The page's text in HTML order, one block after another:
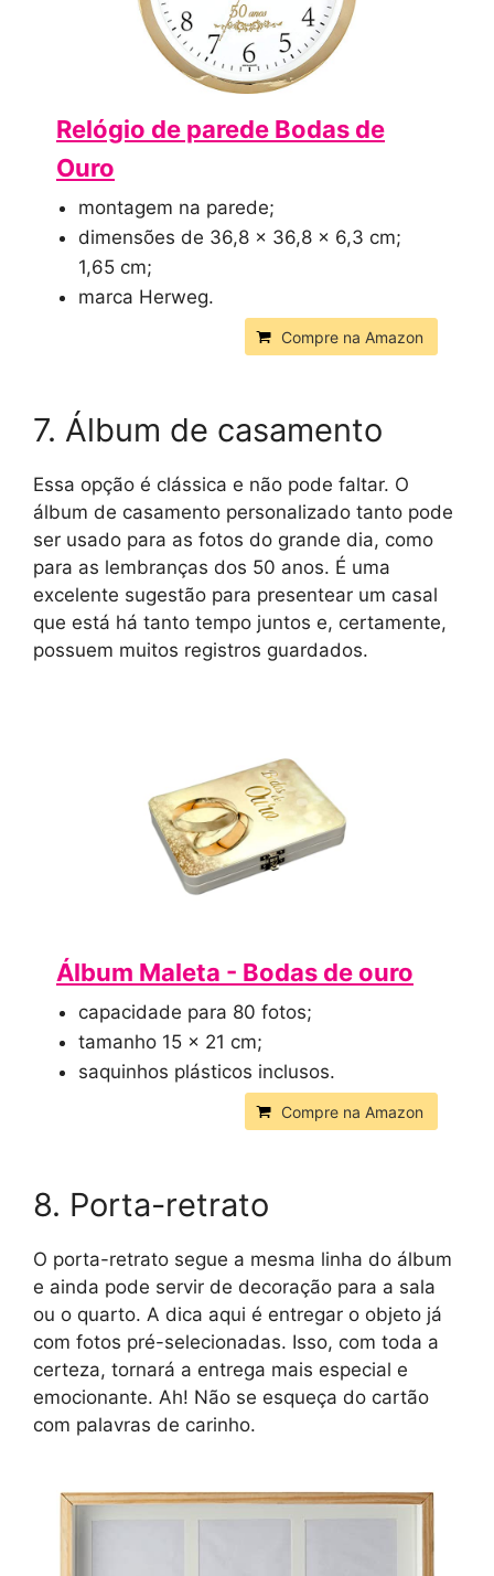
Relógio de parede Bodas de
Ouro
montagem na parede;
dimensões de 36,8 x 36,8 x 6,3 cm;
1,65 cm;
marca Herweg.
Compre na Amazon
7. Álbum de casamento
Essa opção é clássica e não pode faltar. O
álbum de casamento personalizado tanto pode
ser usado para as fotos do grande dia, como
para as lembranças dos 50 anos. É uma
excelente sugestão para presentear um casal
que está há tanto tempo juntos e, certamente,
possuem muitos registros guardados.
Álbum Maleta - Bodas de ouro
capacidade para 80 fotos;
tamanho 15 x 21 cm;
saquinhos plásticos inclusos.
Compre na Amazon
8. Porta-retrato
O porta-retrato segue a mesma linha do álbum
e ainda pode servir de decoração para a sala
ou o quarto. A dica aqui é entregar o objeto já
com fotos pré-selecionadas. Isso, com toda a
certeza, tornará a entrega mais especial e
emocionante. Ah! Não se esqueça do cartão
com palavras de carinho.